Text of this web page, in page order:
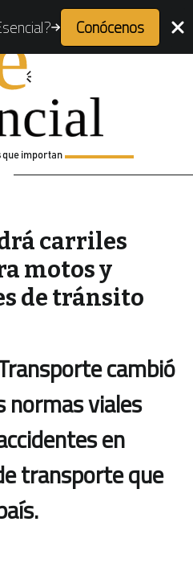
Conócenos
que importan
carriles
motos y
de tránsito
cambió
normas viales
en
transporte que